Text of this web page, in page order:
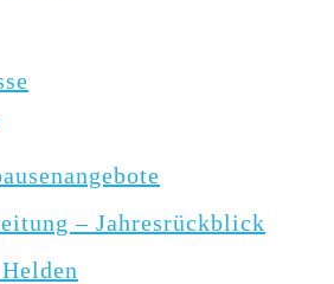
– Jahresrückblick